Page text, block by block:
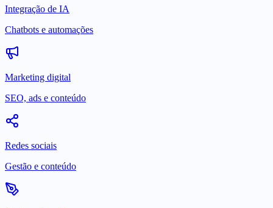
Integração de IA
Chatbots e automações
Marketing digital
SEO, ads e conteúdo
Redes sociais
Gestão e conteúdo